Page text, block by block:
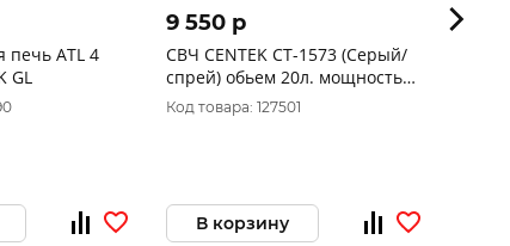
печь ATL 4
GL
9 550 p
СВЧ CENTEK CT-1573 (Серый/
спрей) обьем 20л. мощность
700вт , Без поворотного стола.
Код товара: 127501
В корзину
9